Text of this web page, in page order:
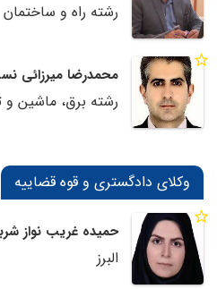
رشته راه و ساختمان
محمدرضا میرزائی
رشته برق، ماشین
وکلای دادگستری و قوه قضاییه
حمیده غریب نواز
البرز